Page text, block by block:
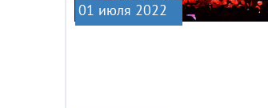
01 июля 2022